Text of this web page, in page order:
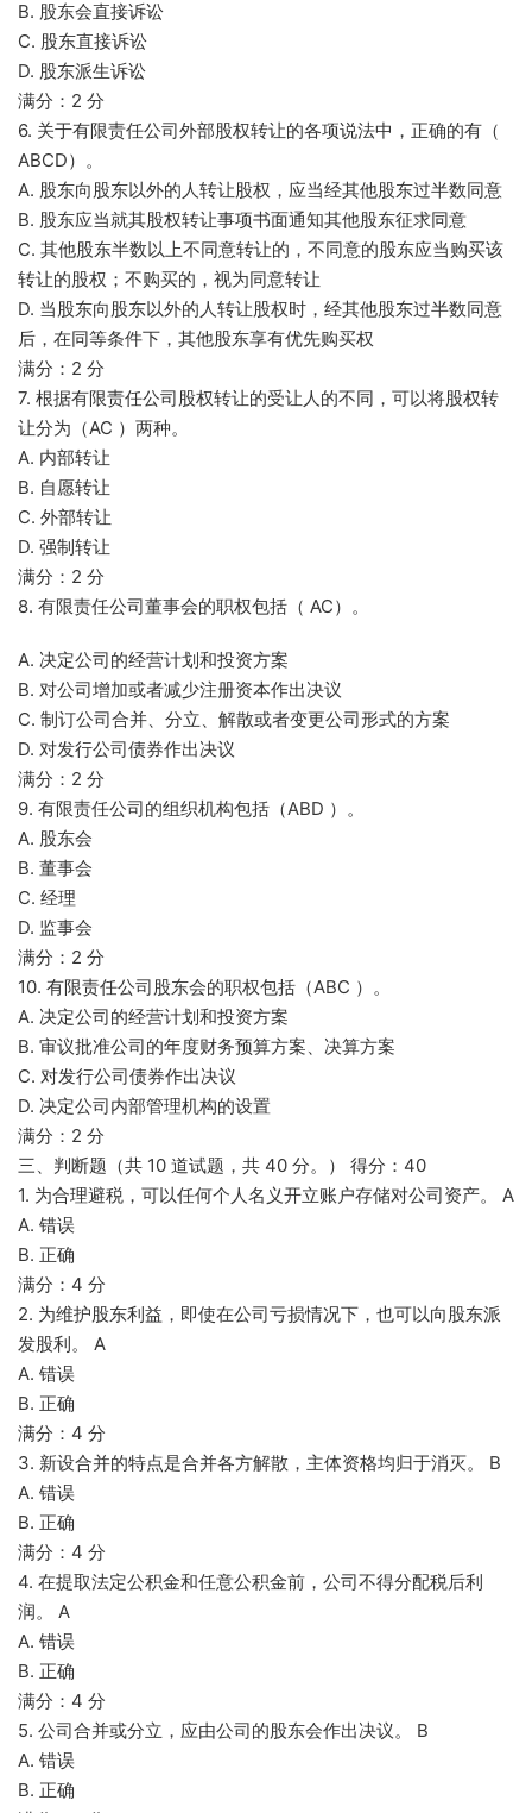
B. 股东会直接诉讼
C. 股东直接诉讼
D. 股东派生诉讼
满分：2 分
6. 关于有限责任公司外部股权转让的各项说法中，正确的有（
ABCD）。
A. 股东向股东以外的人转让股权，应当经其他股东过半数同意
B. 股东应当就其股权转让事项书面通知其他股东征求同意
C. 其他股东半数以上不同意转让的，不同意的股东应当购买该
转让的股权；不购买的，视为同意转让
D. 当股东向股东以外的人转让股权时，经其他股东过半数同意
后，在同等条件下，其他股东享有优先购买权
满分：2 分
7. 根据有限责任公司股权转让的受让人的不同，可以将股权转
让分为（AC ）两种。
A. 内部转让
B. 自愿转让
C. 外部转让
D. 强制转让
满分：2 分
8. 有限责任公司董事会的职权包括（ AC）。
A. 决定公司的经营计划和投资方案
B. 对公司增加或者减少注册资本作出决议
C. 制订公司合并、分立、解散或者变更公司形式的方案
D. 对发行公司债券作出决议
满分：2 分
9. 有限责任公司的组织机构包括（ABD ）。
A. 股东会
B. 董事会
C. 经理
D. 监事会
满分：2 分
10. 有限责任公司股东会的职权包括（ABC ）。
A. 决定公司的经营计划和投资方案
B. 审议批准公司的年度财务预算方案、决算方案
C. 对发行公司债券作出决议
D. 决定公司内部管理机构的设置
满分：2 分
三、判断题（共 10 道试题，共 40 分。） 得分：40
1. 为合理避税，可以任何个人名义开立账户存储对公司资产。 A
A. 错误
B. 正确
满分：4 分
2. 为维护股东利益，即使在公司亏损情况下，也可以向股东派
发股利。 A
A. 错误
B. 正确
满分：4 分
3. 新设合并的特点是合并各方解散，主体资格均归于消灭。 B
A. 错误
B. 正确
满分：4 分
4. 在提取法定公积金和任意公积金前，公司不得分配税后利
润。 A
A. 错误
B. 正确
满分：4 分
5. 公司合并或分立，应由公司的股东会作出决议。 B
A. 错误
B. 正确